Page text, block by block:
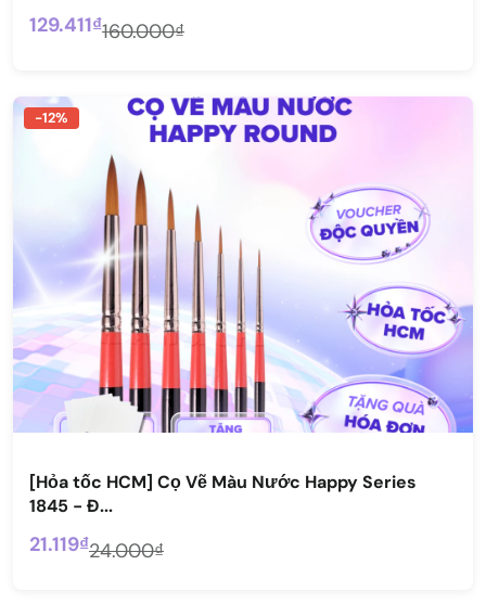
129.411₫160.000₫
-12%
[Hỏa tốc HCM] Cọ Vẽ Màu Nước Happy Series
1845 - Đ...
21.119₫24.000₫